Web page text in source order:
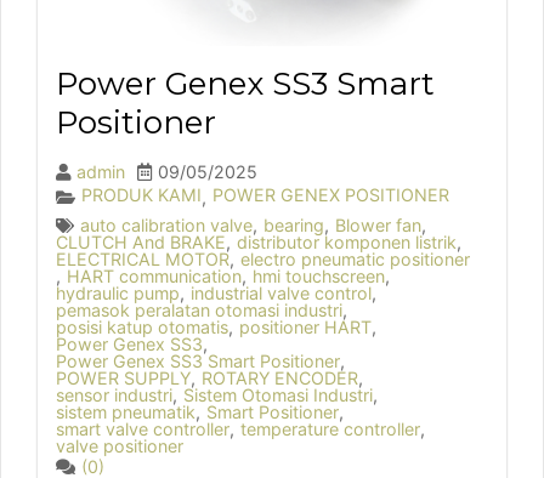
Power Genex SS3 Smart
Positioner
admin
09/05/2025
PRODUK KAMI, POWER GENEX POSITIONER
auto calibration valve, bearing, Blower fan,
CLUTCH And BRAKE, distributor komponen listrik,
ELECTRICAL MOTOR, electro pneumatic positioner
, HART communication, hmi touchscreen,
hydraulic pump, industrial valve control,
pemasok peralatan otomasi industri,
posisi katup otomatis, positioner HART,
Power Genex SS3,
Power Genex SS3 Smart Positioner,
POWER SUPPLY, ROTARY ENCODER,
sensor industri, Sistem Otomasi Industri,
sistem pneumatik, Smart Positioner,
smart valve controller, temperature controller,
valve positioner
(0)